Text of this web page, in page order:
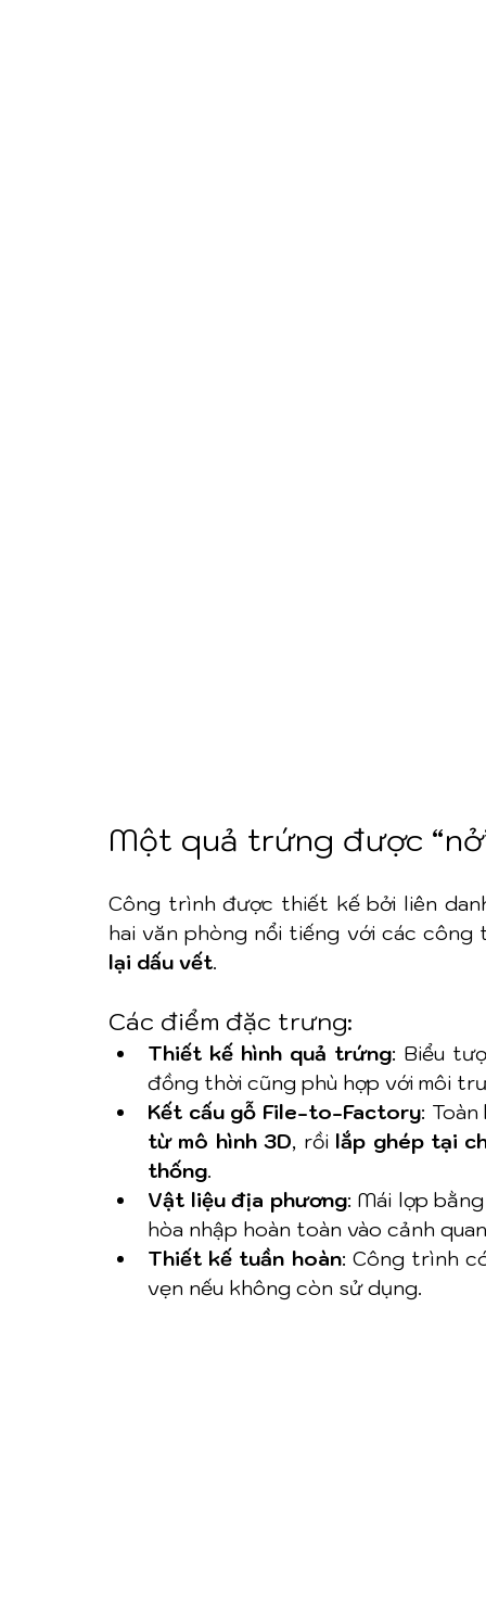
Một quả trứng được
Công trình được thiết kế bởi liên
hai văn phòng nổi tiếng với các
lại dấu vết.
Các điểm đặc trưng:
Thiết kế hình quả trứng: Biểu
đồng thời cũng phù hợp với môi
Kết cấu gỗ File-to-Factory:
từ mô hình 3D, rồi lắp ghép tại
thống.
Vật liệu địa phương: Mái lợp
hòa nhập hoàn toàn vào cảnh
Thiết kế tuần hoàn: Công trình
vẹn nếu không còn sử dụng.